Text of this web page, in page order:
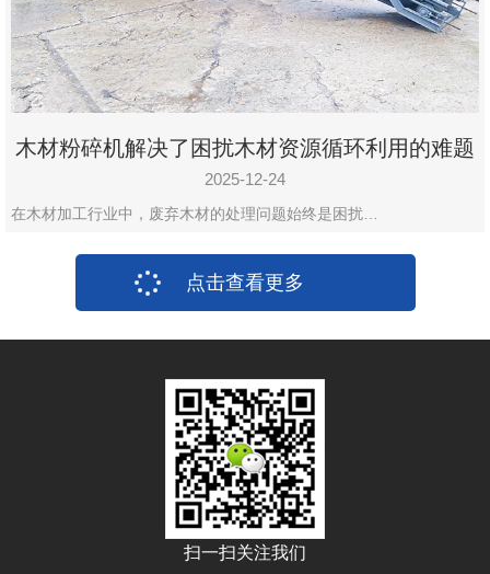
木材粉碎机解决了困扰木材资源循环利用的难题
2025-12-24
在木材加工行业中，废弃木材的处理问题始终是困扰…
点击查看更多
扫一扫关注我们